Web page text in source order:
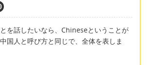
を話したいなら、Chineseということが
国人と呼び方と同じで、全体を表しま